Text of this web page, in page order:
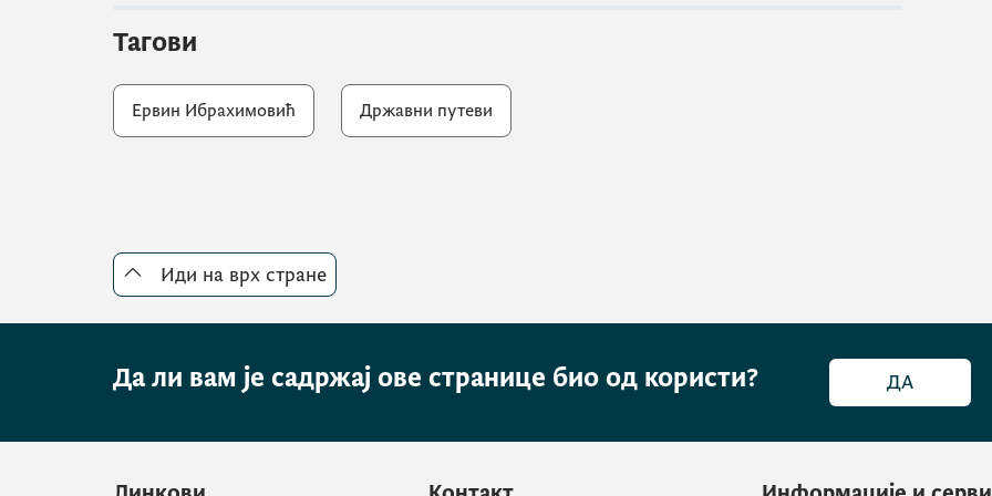
Тагови
Ервин Ибрахимовић Државни путеви
Иди на врх стране
Да ли вам је садржај ове странице био од користи? ДА